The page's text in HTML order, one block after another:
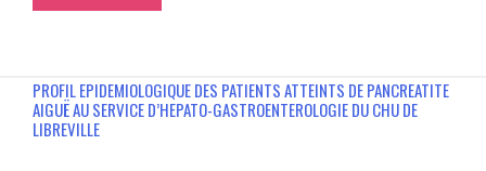
PROFIL EPIDEMIOLOGIQUE DES PATIENTS ATTEINTS DE PANCREATITE
AIGUË AU SERVICE D’HEPATO-GASTROENTEROLOGIE DU CHU DE
LIBREVILLE